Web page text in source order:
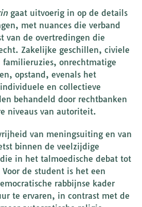
gaat uitvoerig in op de details
met nuances die verband
van de overtredingen die
Zakelijke geschillen, civiele
familieruzies, onrechtmatige
opstand, evenals het
en collectieve
behandeld door rechtbanken
niveaus van autoriteit.
van meningsuiting en van
binnen de veelzijdige
in het talmoedische debat tot
de student is het een
rabbijnse kader
te ervaren, in contrast met de